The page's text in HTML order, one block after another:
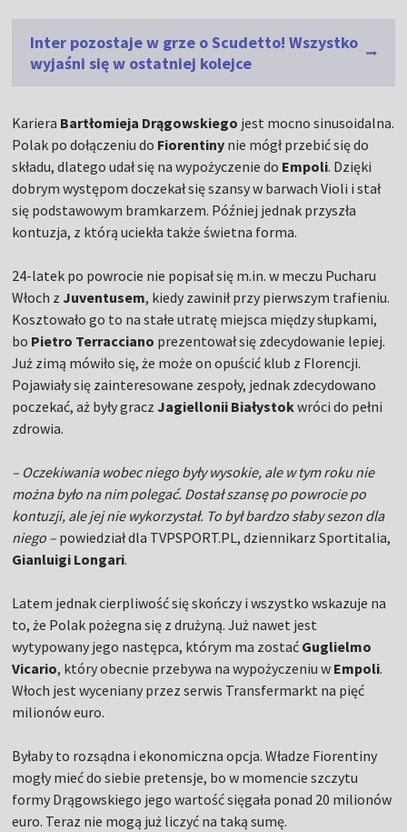
Inter pozostaje w grze o Scudetto! Wszystko
wyjaśni się w ostatniej kolejce
Kariera Bartłomieja Drągowskiego jest mocno sinusoidalna.
Polak po dołączeniu do Fiorentiny nie mógł przebić się do
składu, dlatego udał się na wypożyczenie do Empoli. Dzięki
dobrym występom doczekał się szansy w barwach Violi i stał
się podstawowym bramkarzem. Później jednak przyszła
kontuzja, z którą uciekła także świetna forma.
24-latek po powrocie nie popisał się m.in. w meczu Pucharu
Włoch z Juventusem, kiedy zawinił przy pierwszym trafieniu.
Kosztowało go to na stałe utratę miejsca między słupkami,
bo Pietro Terracciano prezentował się zdecydowanie lepiej.
Już zimą mówiło się, że może on opuścić klub z Florencji.
Pojawiały się zainteresowane zespoły, jednak zdecydowano
poczekać, aż były gracz Jagiellonii Białystokwróci do pełni
zdrowia.
– Oczekiwania wobec niego były wysokie, ale w tym roku nie
można było na nim polegać. Dostał szansę po powrocie po
kontuzji, ale jej nie wykorzystał. To był bardzo słaby sezon dla
niego – powiedział dla TVPSPORT.PL, dziennikarz Sportitalia,
Gianluigi Longari.
Latem jednak cierpliwość się skończy i wszystko wskazuje na
to, że Polak pożegna się z drużyną. Już nawet jest
wytypowany jego następca, którym ma zostać Guglielmo
Vicario, który obecnie przebywa na wypożyczeniu w Empoli.
Włoch jest wyceniany przez serwis Transfermarkt na pięć
milionów euro.
Byłaby to rozsądna i ekonomiczna opcja. Władze Fiorentiny
mogły mieć do siebie pretensje, bo w momencie szczytu
formy Drągowskiego jego wartość sięgała ponad 20 milionów
euro. Teraz nie mogą już liczyć na taką sumę.